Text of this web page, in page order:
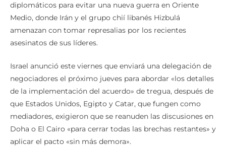
diplomáticos para evitar una nueva guerra en Oriente
Medio, donde Irán y el grupo chií libanés Hizbulá
amenazan con tomar represalias por los recientes
asesinatos de sus líderes.
Israel anunció este viernes que enviará una delegación de
negociadores el próximo jueves para abordar «los detalles
de la implementación del acuerdo» de tregua, después de
que Estados Unidos, Egipto y Catar, que fungen como
mediadores, exigieron que se reanuden las discusiones en
Doha o El Cairo «para cerrar todas las brechas restantes» y
aplicar el pacto «sin más demora».